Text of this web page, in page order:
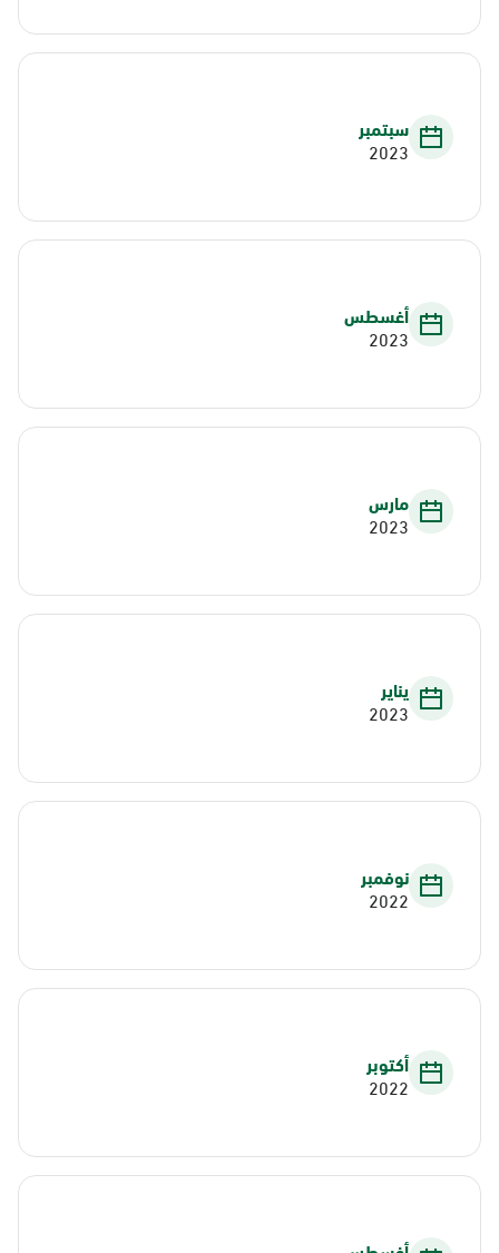
سبتمبر
2023
أغسطس
2023
مارس
2023
يناير
2023
نوفمبر
2022
أكتوبر
2022